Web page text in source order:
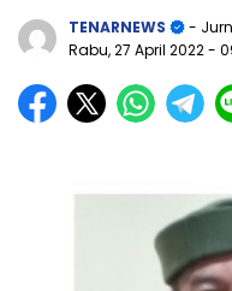
TENARNEWS
-
Rabu, 27 April 2022-